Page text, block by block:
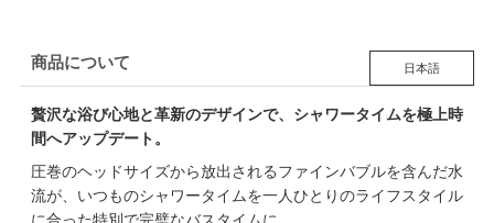
商品について 日本語
贅沢な浴び心地と革新のデザインで、シャワータイムを極上時
間へアップデート。
圧巻のヘッドサイズから放出されるファインバブルを含んだ水
流が、いつものシャワータイムを一人ひとりのライフスタイル